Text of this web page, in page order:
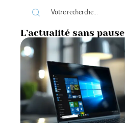
L’actualité sans pause